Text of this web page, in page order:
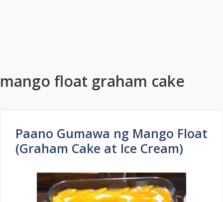
mango float graham cake
Paano Gumawa ng Mango Float
(Graham Cake at Ice Cream)